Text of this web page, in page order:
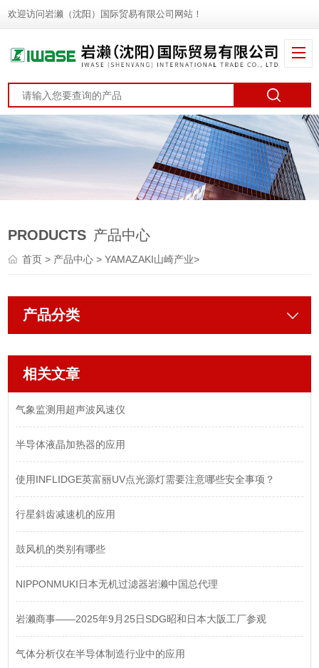
欢迎访问岩濑（沈阳）国际贸易有限公司网站！
PRODUCTS 产品中心
首页> 产品中心>YAMAZAKI山崎产业>
产品分类
相关文章
气象监测用超声波风速仪
半导体液晶加热器的应用
使用INFLIDGE英富丽UV点光源灯需要注意哪些安全事项？
​行星斜齿减速机的应用
鼓风机的类别有哪些
NIPPONMUKI日本无机过滤器岩濑中国总代理
岩濑商事——2025年9月25日SDG昭和日本大阪工厂参观
气体分析仪在半导体制造行业中的应用